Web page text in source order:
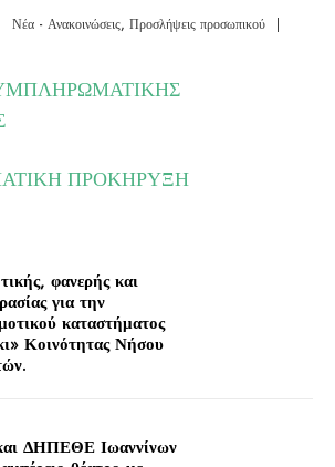
Νέα - Ανακοινώσεις, Προσλήψεις προσωπικού |
ΠΡΟΚΗΡΥΞΗ
φανερής και
για την
καταστήματος
Κοινότητας Νήσου
ΔΗΠΕΘΕ Ιωαννίνων